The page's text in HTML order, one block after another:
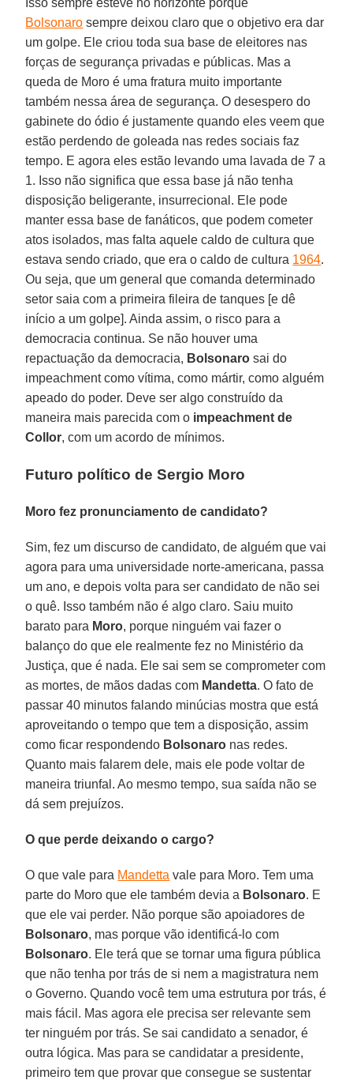
Bolsonaro sempre deixou claro que o objetivo era dar
um golpe. Ele criou toda sua base de eleitores nas
forças de segurança privadas e públicas. Mas a
queda de Moro é uma fratura muito importante
também nessa área de segurança. O desespero do
gabinete do ódio é justamente quando eles veem que
estão perdendo de goleada nas redes sociais faz
tempo. E agora eles estão levando uma lavada de 7 a
1. Isso não significa que essa base já não tenha
disposição beligerante, insurrecional. Ele pode
manter essa base de fanáticos, que podem cometer
atos isolados, mas falta aquele caldo de cultura que
estava sendo criado, que era o caldo de cultura 1964.
Ou seja, que um general que comanda determinado
setor saia com a primeira fileira de tanques [e dê
início a um golpe]. Ainda assim, o risco para a
democracia continua. Se não houver uma
repactuação da democracia, Bolsonaro sai do
impeachment como vítima, como mártir, como alguém
apeado do poder. Deve ser algo construído da
maneira mais parecida com o impeachment de
Collor, com um acordo de mínimos.
Futuro político de Sergio Moro
Moro fez pronunciamento de candidato?
Sim, fez um discurso de candidato, de alguém que vai
agora para uma universidade norte-americana, passa
um ano, e depois volta para ser candidato de não sei
o quê. Isso também não é algo claro. Saiu muito
barato para Moro, porque ninguém vai fazer o
balanço do que ele realmente fez no Ministério da
Justiça, que é nada. Ele sai sem se comprometer com
as mortes, de mãos dadas com Mandetta. O fato de
passar 40 minutos falando minúcias mostra que está
aproveitando o tempo que tem a disposição, assim
como ficar respondendo Bolsonaro nas redes.
Quanto mais falarem dele, mais ele pode voltar de
maneira triunfal. Ao mesmo tempo, sua saída não se
dá sem prejuízos.
O que perde deixando o cargo?
O que vale para Mandetta vale para Moro. Tem uma
parte do Moro que ele também devia a Bolsonaro. E
que ele vai perder. Não porque são apoiadores de
Bolsonaro, mas porque vão identificá-lo com
Bolsonaro. Ele terá que se tornar uma figura pública
que não tenha por trás de si nem a magistratura nem
o Governo. Quando você tem uma estrutura por trás, é
mais fácil. Mas agora ele precisa ser relevante sem
ter ninguém por trás. Se sai candidato a senador, é
outra lógica. Mas para se candidatar a presidente,
primeiro tem que provar que consegue se sustentar